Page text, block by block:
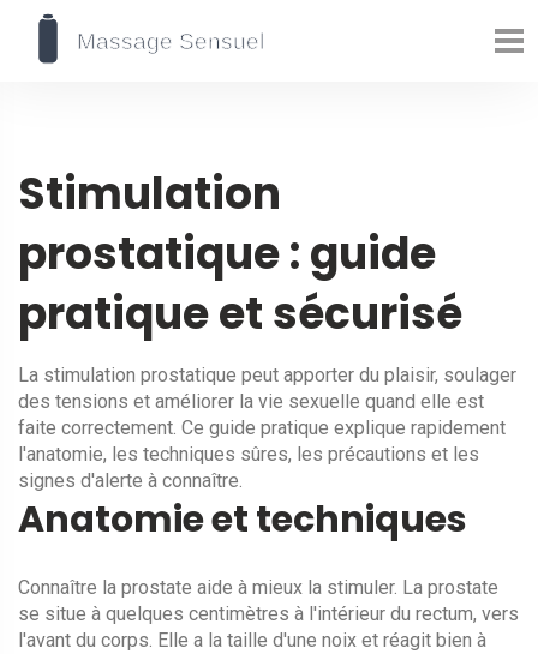
Stimulation
prostatique : guide
pratique et sécurisé
La stimulation prostatique peut apporter du plaisir, soulager
des tensions et améliorer la vie sexuelle quand elle est
faite correctement. Ce guide pratique explique rapidement
l'anatomie, les techniques sûres, les précautions et les
signes d'alerte à connaître.
Anatomie et techniques
Connaître la prostate aide à mieux la stimuler. La prostate
se situe à quelques centimètres à l'intérieur du rectum, vers
l'avant du corps. Elle a la taille d'une noix et réagit bien à